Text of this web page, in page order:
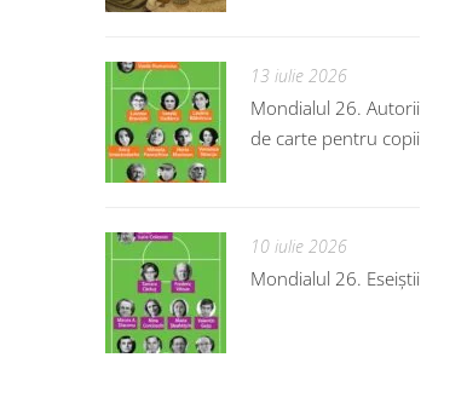
13 iulie 2026
Mondialul 26. Autorii
de carte pentru copii
10 iulie 2026
Mondialul 26. Eseiștii